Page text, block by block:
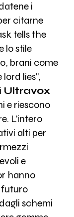
i
citarne
tells the
lo stile
brani come
lies",
Ultravox
e riescono
L'intero
alti per
e
hanno
futuro
schemi